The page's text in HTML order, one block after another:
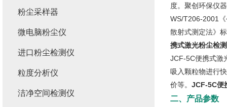
度。聚创环保仪
WS/T206-2001
散射式测定法》
携式激光粉尘检
JCF-5C便携式激
吸入颗粒物进行
价等。 JCF-5C便
二、产品参数
粉尘采样器
微电脑粉尘仪
进口粉尘检测仪
粒度分析仪
洁净空间检测仪